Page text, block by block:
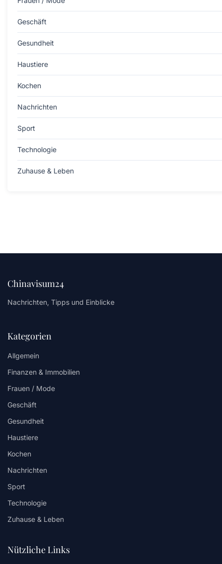
Geschäft
Gesundheit
Haustiere
Kochen
Nachrichten
Sport
Technologie
Zuhause & Leben
Chinavisum24
Nachrichten, Tipps und Einblicke
Kategorien
Allgemein
Finanzen & Immobilien
Frauen / Mode
Geschäft
Gesundheit
Haustiere
Kochen
Nachrichten
Sport
Technologie
Zuhause & Leben
Nützliche Links